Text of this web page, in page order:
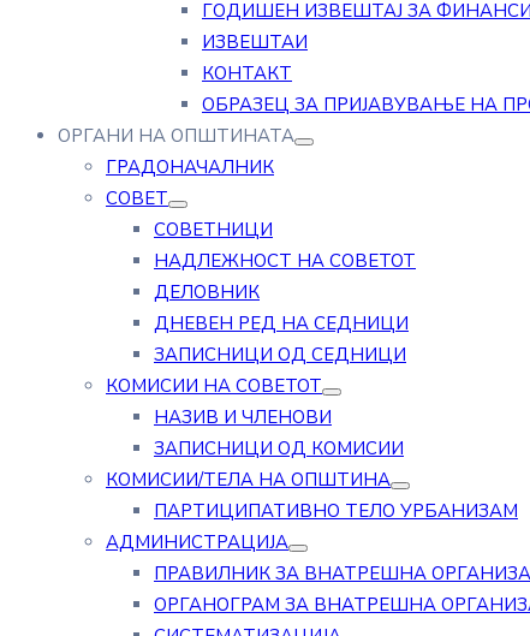
ГОДИШЕН ИЗВЕШТАЈ ЗА
ИЗВЕШТАИ
КОНТАКТ
ОБРАЗЕЦ ЗА ПРИЈАВУВАЊЕ НА
ОРГАНИ НА ОПШТИНАТА
ГРАДОНАЧАЛНИК
СОВЕТ
СОВЕТНИЦИ
НАДЛЕЖНОСТ НА СОВЕТОТ
ДЕЛОВНИК
ДНЕВЕН РЕД НА СЕДНИЦИ
ЗАПИСНИЦИ ОД СЕДНИЦИ
КОМИСИИ НА СОВЕТОТ
НАЗИВ И ЧЛЕНОВИ
ЗАПИСНИЦИ ОД КОМИСИИ
КОМИСИИ/ТЕЛА НА ОПШТИНА
ПАРТИЦИПАТИВНО ТЕЛО УРБАНИЗАМ
АДМИНИСТРАЦИЈА
ПРАВИЛНИК ЗА ВНАТРЕШНА
ОРГАНОГРАМ ЗА ВНАТРЕШНА